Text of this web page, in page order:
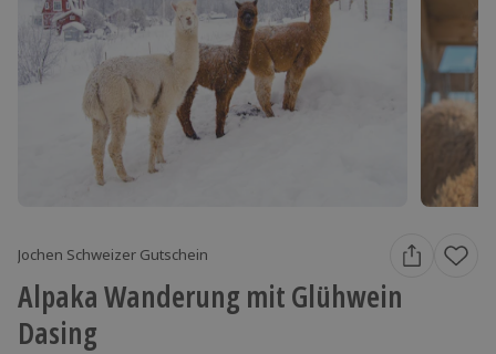
Jochen Schweizer Gutschein
Alpaka Wanderung mit Glühwein
Dasing